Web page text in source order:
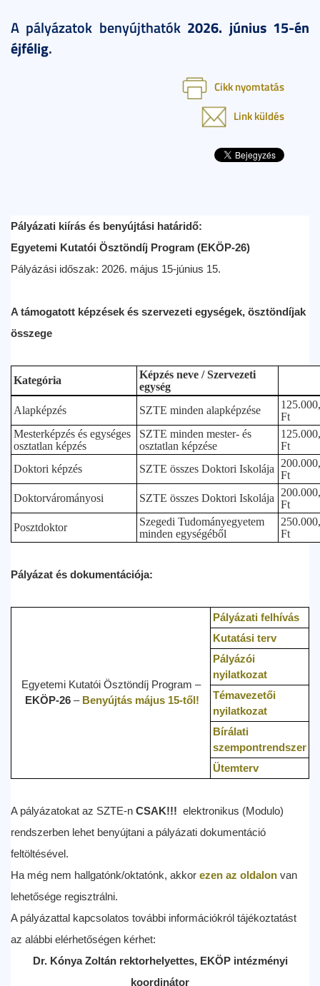
A pályázatok benyújthatók 2026. június 15-én
éjfélig.
Cikk nyomtatás
Link küldés
Pályázati kiírás és benyújtási határidő:
Egyetemi Kutatói Ösztöndíj Program (EKÖP-26)
Pályázási időszak: 2026. május 15-június 15.
A támogatott képzések és szervezeti egységek, ösztöndíjak
összege
Kategória
Képzés neve / Szervezeti
egység
Alapképzés
SZTE minden alapképzése
Ft
Mesterképzés és egységes
osztatlan képzés
SZTE minden mester- és
osztatlan képzése
Ft
Doktori képzés
SZTE összes Doktori Iskolája
Ft
Doktorvárományosi
SZTE összes Doktori Iskolája
Ft
Posztdoktor
Szegedi Tudományegyetem
minden egységéből
Ft
Pályázat és dokumentációja:
Egyetemi Kutatói Ösztöndíj Program –
EKÖP-26 – Benyújtás május 15-től!
Pályázati felhívás
Kutatási terv
Pályázói
nyilatkozat
Témavezetői
nyilatkozat
Bírálati
szempontrendszer
Ütemterv
A pályázatokat az SZTE-n CSAK!!! elektronikus (Modulo)
rendszerben lehet benyújtani a pályázati dokumentáció
feltöltésével.
Ha még nem hallgatónk/oktatónk, akkor ezen az oldalon van
lehetősége regisztrálni.
A pályázattal kapcsolatos további információkról tájékoztatást
az alábbi elérhetőségen kérhet:
Dr. Kónya Zoltán rektorhelyettes, EKÖP intézményi
koordinátor